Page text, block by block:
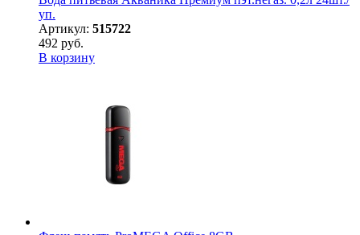
уп.
Артикул: 515722
492 руб.
В корзину